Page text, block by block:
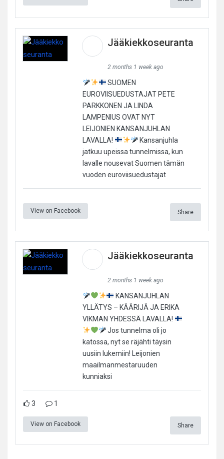
Jääkiekkoseuranta
2 months 1 week ago
SUOMEN
EUROVIISUEDUSTAJAT PETE
PARKKONEN JA LINDA
LAMPENIUS OVAT NYT
LEIJONIEN KANSANJUHLAN
LAVALLA!
Kansanjuhla
jatkuu upeissa tunnelmissa, kun
lavalle nousevat Suomen tämän
vuoden euroviisuedustajat
View on Facebook Share
Jääkiekkoseuranta
2 months 1 week ago
KANSANJUHLAN
YLLÄTYS – KÄÄRIJÄ JA ERIKA
VIKMAN YHDESSÄ LAVALLA!
Jos tunnelma oli jo
katossa, nyt se räjähti täysin
uusiin lukemiin! Leijonien
maailmanmestaruuden
kunniaksi
3 1
View on Facebook Share